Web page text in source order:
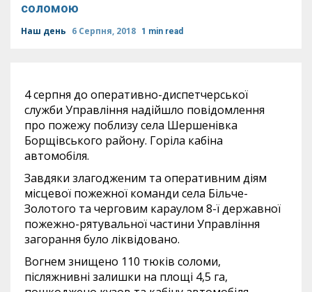
соломою
Наш день 6 Серпня, 2018 1 min read
4 серпня до оперативно-диспетчерської
служби Управління надійшло повідомлення
про пожежу поблизу села Шершенівка
Борщівського району. Горіла кабіна
автомобіля.
Завдяки злагодженим та оперативним діям
місцевої пожежної команди села Більче-
Золотого та черговим караулом 8-ї державної
пожежно-рятувальної частини Управління
загорання було ліквідовано.
Вогнем знищено 110 тюків соломи,
післяжнивні залишки на площі 4,5 га,